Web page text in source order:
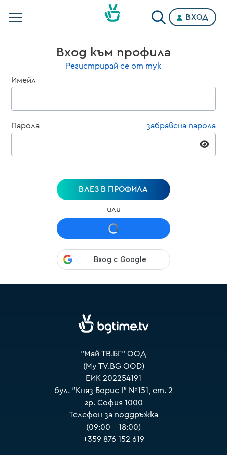
Категории
ВХОД
Вход към профила
Регистрирай се от тук
Имейл
Парола забравена парола
ВЛЕЗ В ПРОФИЛА
или
"Май ТВ.БГ" ООД
(My TV.BG OOD)
ЕИК 202254191
бул. "Княз Борис I" №151, ет. 2
гр. София 1000
Телефон за поддръжка
(09:00 – 18:00)
+359 876 152 619